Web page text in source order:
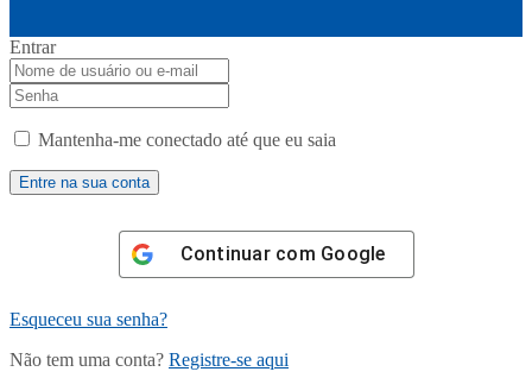
Entrar
Mantenha-me conectado até que eu saia
Continuar com Google
Esqueceu sua senha?
Não tem uma conta? Registre-se aqui